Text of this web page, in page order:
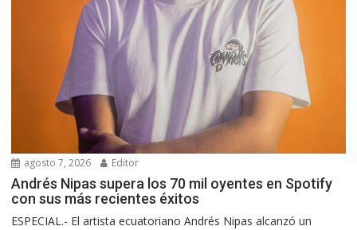
agosto 7, 2026 Editor
Andrés Nipas supera los 70 mil oyentes en Spotify
con sus más recientes éxitos
ESPECIAL.- El artista ecuatoriano Andrés Nipas alcanzó un